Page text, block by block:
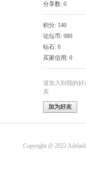
分享数: 0
积分: 140
论坛币: 980
钻石: 0
买家信用: 0
请加入到我的好
系
加为好友
Copyright @ 2022